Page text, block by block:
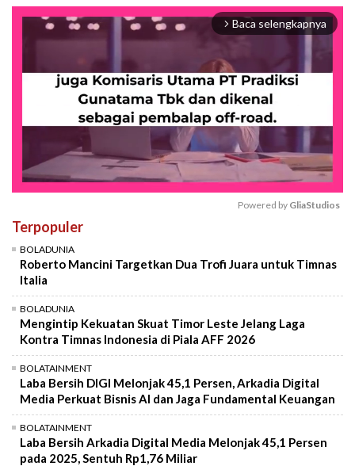
arrow_forward_ios Baca selengkapnya
Powered by GliaStudios
Terpopuler
BOLADUNIA
Roberto Mancini Targetkan Dua Trofi Juara untuk Timnas
Italia
BOLADUNIA
Mengintip Kekuatan Skuat Timor Leste Jelang Laga
Kontra Timnas Indonesia di Piala AFF 2026
BOLATAINMENT
Laba Bersih DIGI Melonjak 45,1 Persen, Arkadia Digital
Media Perkuat Bisnis AI dan Jaga Fundamental Keuangan
BOLATAINMENT
Laba Bersih Arkadia Digital Media Melonjak 45,1 Persen
pada 2025, Sentuh Rp1,76 Miliar